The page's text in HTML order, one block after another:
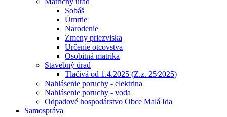
Sobáš
Úmrtie
Narodenie
Zmeny priezviska
Určenie otcovstva
Osobitná matrika
Stavebný úrad
Tlačivá od 1.4.2025 (Z.z. 25⁄2025)
Nahlásenie poruchy - elektrina
Nahlásenie poruchy - voda
Odpadové hospodárstvo Obce Malá Ida
Samospráva